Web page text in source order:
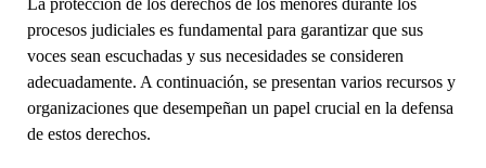
procesos judiciales es fundamental para garantizar que sus
voces sean escuchadas y sus necesidades se consideren
adecuadamente. A continuación, se presentan varios recursos y
organizaciones que desempeñan un papel crucial en la defensa
de estos derechos.